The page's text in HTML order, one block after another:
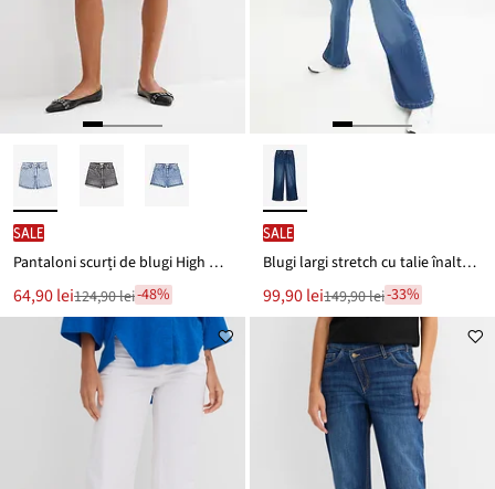
SALE
Pantaloni scurți de blugi High Waist, Low Stretch
Noul
preț
64,90 lei
Reducere
124,90 lei
124,90 lei-48%
SALE
Blugi largi stretch cu talie înaltă, bumbac bio
Noul
preț
99,90 lei
Reducere
149,90 lei
149,90 lei-33%